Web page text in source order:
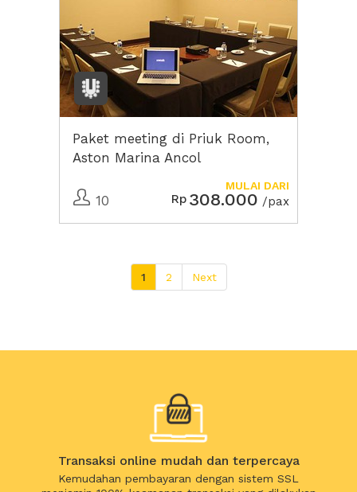
Paket meeting di Priuk Room,
Aston Marina Ancol
10 Rp 308.000 /pax
MULAI DARI
1 2 Next
Transaksi online mudah dan terpercaya
Kemudahan pembayaran dengan sistem SSL